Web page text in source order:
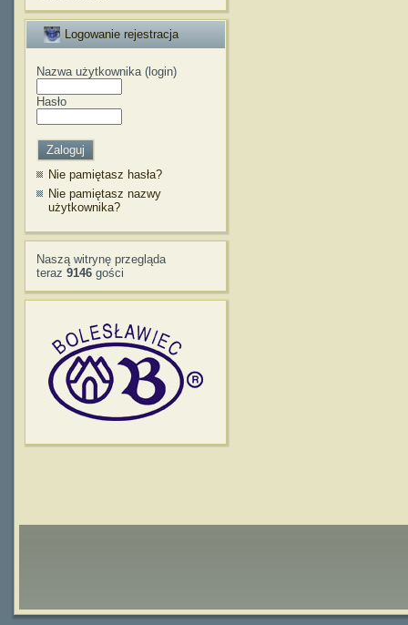
Logowanie rejestracja
Nazwa użytkownika (login)
Hasło
Nie pamiętasz hasła?
Nie pamiętasz nazwy
użytkownika?
Naszą witrynę przegląda
teraz 9146 gości